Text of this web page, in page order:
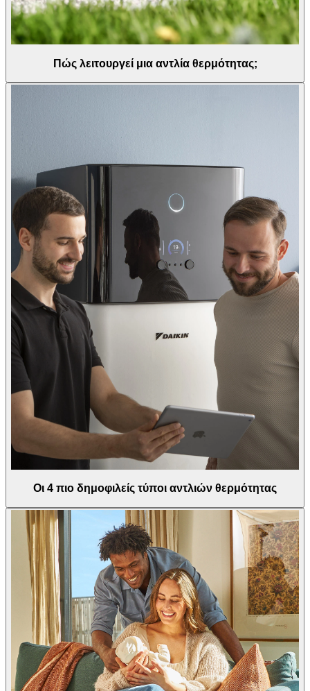
Πώς λειτουργεί μια αντλία θερμότητας;
Οι 4 πιο δημοφιλείς τύποι αντλιών θερμότητας